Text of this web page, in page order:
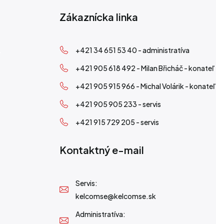
Zákaznícka linka
+421 34 651 53 40 - administratíva
+421 905 618 492 - Milan Břicháč - konateľ
+421 905 915 966 - Michal Volárik - konateľ
+421 905 905 233 - servis
+421 915 729 205 - servis
Kontaktný e-mail
Servis:
kelcomse@kelcomse.sk
Administratíva: